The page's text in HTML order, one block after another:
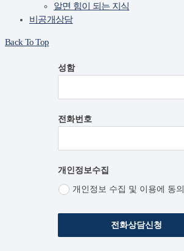
알면 힘이 되는 지식
비공개상담
Back To Top
성함
전화번호
개인정보수집
개인정보 수집 및 이용에 동의
전화상담신청